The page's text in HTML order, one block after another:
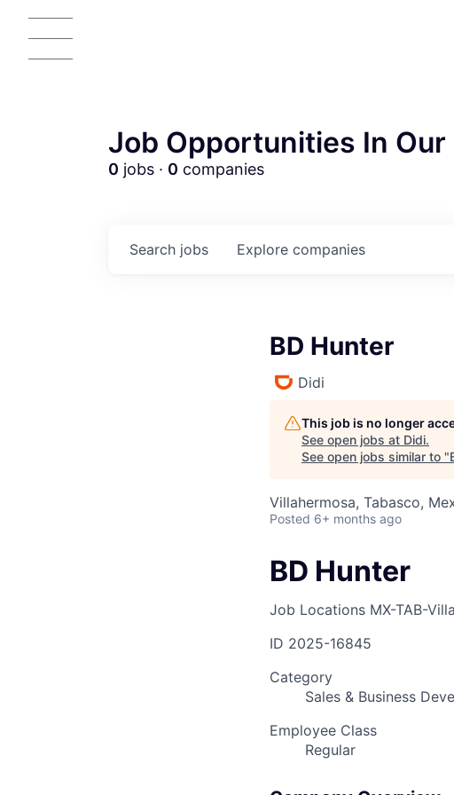
Job Opportunities In
0 jobs · 0 companies
Search jobs Explore companies
BD Hunter
Didi
This job is no longer
See open jobs at Didi.
See open jobs similar to "
Villahermosa, Tabasco,
Posted 6+ months ago
BD Hunter
Job Locations MX-TAB-
ID 2025-16845
Category
Sales & Business
Employee Class
Regular